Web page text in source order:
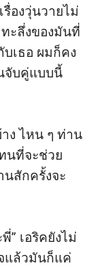
องวุ่นวายไม่
ะลึ่งของมันที่
เธอ ผมก็คง
จับคู่แบบนี้
ง ไหน ๆ ท่าน
นที่จะช่วย
สักครั้งจะ
” เอริคยังไม่
แล้วมันก็แค่